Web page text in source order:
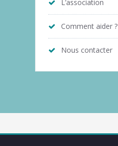
L’association
Comment aider ?
Nous contacter